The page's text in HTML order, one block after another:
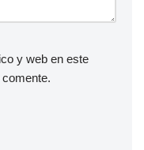
y web en este